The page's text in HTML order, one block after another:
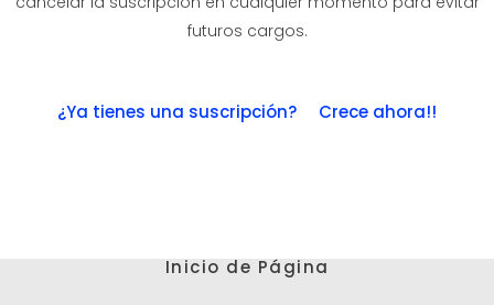
futuros cargos.
¿Ya tienes una suscripción? Crece ahora!!
Inicio de Página